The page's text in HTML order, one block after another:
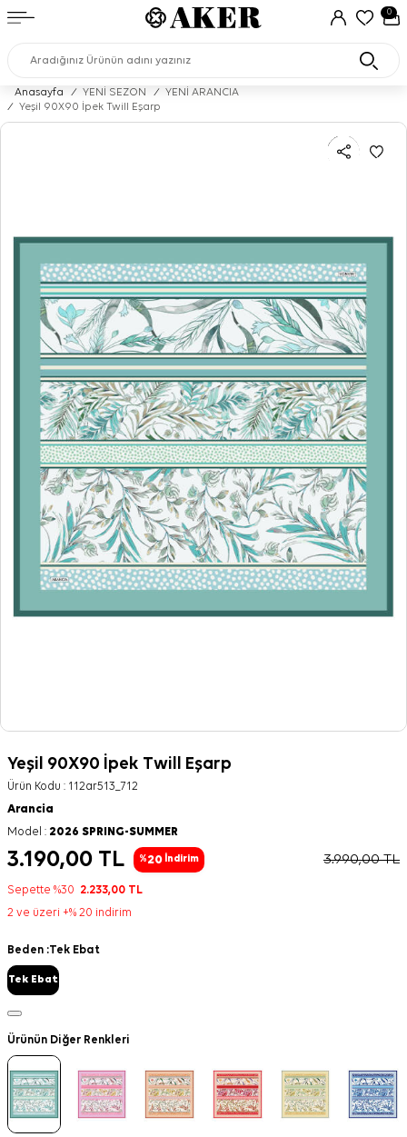
0
Anasayfa / YENİ SEZON /
YENİ ARANCIA
/
Yeşil 90X90 İpek Twill Eşarp
Yeşil 90X90 İpek Twill Eşarp
Ürün Kodu : 112ar513_712
Arancia
Model : 2026 SPRING-SUMMER
3.190,00 TL %20 İndirim 3.990,00TL
Sepette %30 2.233,00 TL
2 ve üzeri +% 20 indirim
Beden :Tek Ebat
Tek Ebat
Ürünün Diğer Renkleri